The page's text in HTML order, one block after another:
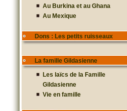
Au Burkina et au Ghana
Au Mexique
Dons : Les petits ruisseaux
La famille Gildasienne
Les laïcs de la Famille
Gildasienne
Vie en famille